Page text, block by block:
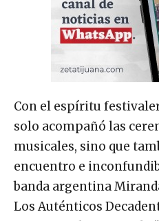
Con el espíritu
solo acompañó las
musicales, sino que
encuentro e
banda argentina
Los Auténticos